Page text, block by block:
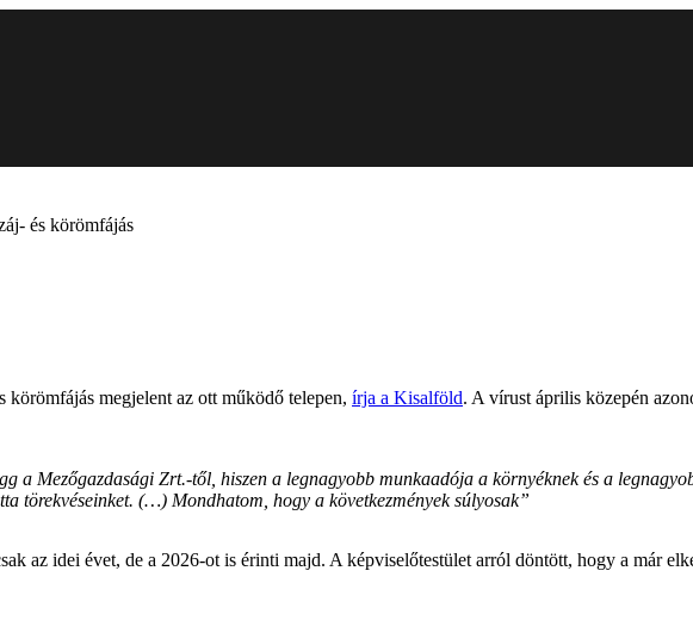
és körömfájás
körömfájás megjelent az ott működő telepen, írja a Kisalföld. A vírust április közepén
a Mezőgazdasági Zrt.-től, hiszen a legnagyobb munkaadója a környéknek és a
törekvéseinket. (…) Mondhatom, hogy a következmények súlyosak”
az idei évet, de a 2026-ot is érinti majd. A képviselőtestület arról döntött, hogy a már